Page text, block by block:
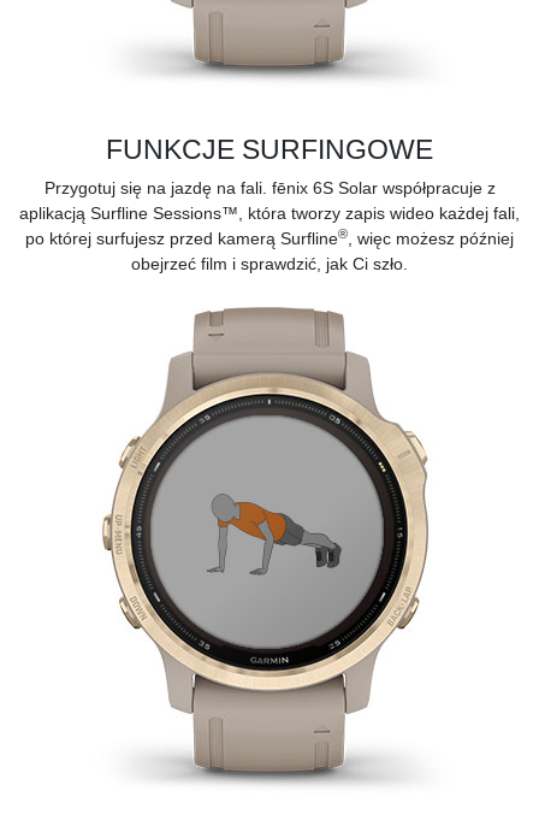
FUNKCJE SURFINGOWE
Przygotuj się na jazdę na fali. fēnix 6S Solar współpracuje z
aplikacją Surfline Sessions™, która tworzy zapis wideo każdej fali,
po której surfujesz przed kamerą Surfline®
, więc możesz później
obejrzeć film i sprawdzić, jak Ci szło.